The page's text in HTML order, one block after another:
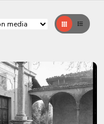
GrigliaTable